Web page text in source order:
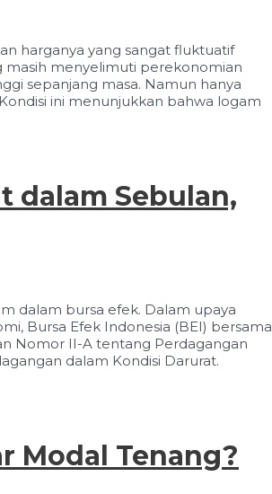
harganya yang sangat fluktuatif
menyelimuti perekonomian
sepanjang masa. Namun hanya
ini menunjukkan bahwa logam
dalam Sebulan,
dalam bursa efek. Dalam upaya
Bursa Efek Indonesia (BEI) bersama
Nomor II-A tentang Perdagangan
dalam Kondisi Darurat.
Modal Tenang?